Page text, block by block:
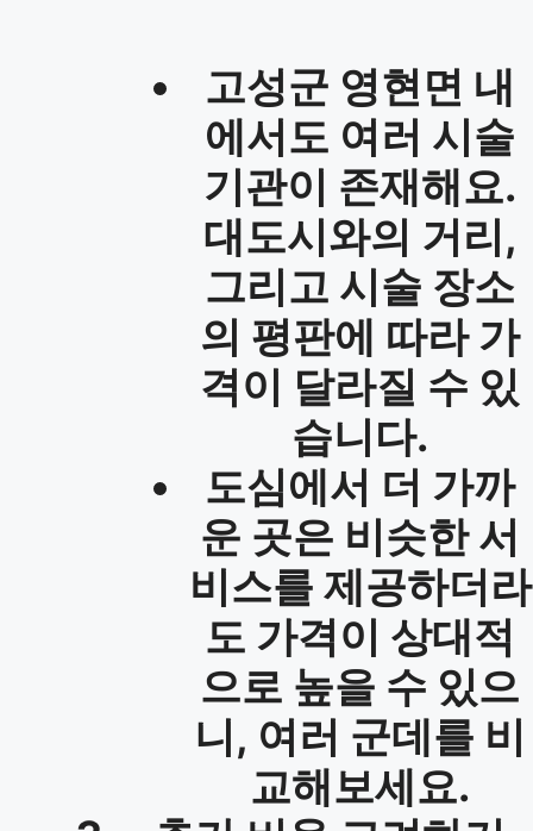
고성군 영현면 내
에서도 여러 시술
기관이 존재해요.
대도시와의 거리,
그리고 시술 장소
의 평판에 따라 가
격이 달라질 수 있
습니다.
도심에서 더 가까
운 곳은 비슷한 서
비스를 제공하더라
도 가격이 상대적
으로 높을 수 있으
니, 여러 군데를 비
교해보세요.